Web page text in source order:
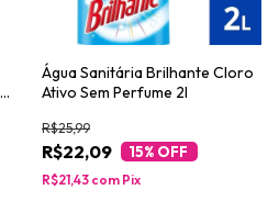
Água Sanitária Brilhante Cloro
Ativo Sem Perfume 2l
R$22,09
R$25,99
15% OFF
R$21,43 com Pix